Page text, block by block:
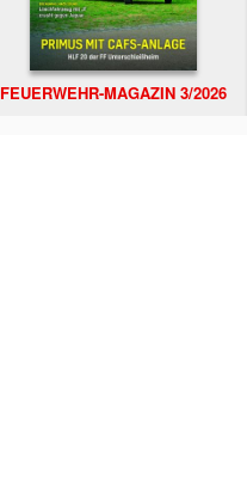
FEUERWEHR-MAGAZIN 3/2026